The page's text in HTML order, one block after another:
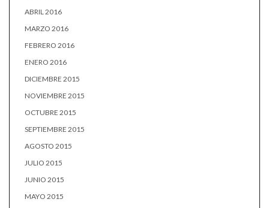
ABRIL 2016
MARZO 2016
FEBRERO 2016
ENERO 2016
DICIEMBRE 2015
NOVIEMBRE 2015
OCTUBRE 2015
SEPTIEMBRE 2015
AGOSTO 2015
JULIO 2015
JUNIO 2015
MAYO 2015